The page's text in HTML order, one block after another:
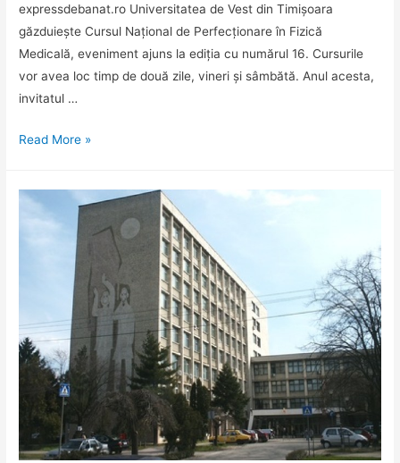
expressdebanat.ro Universitatea de Vest din Timișoara
găzduiește Cursul Național de Perfecționare în Fizică
Medicală, eveniment ajuns la ediția cu numărul 16. Cursurile
vor avea loc timp de două zile, vineri și sâmbătă. Anul acesta,
invitatul …
Revista
septembrie
Read More »